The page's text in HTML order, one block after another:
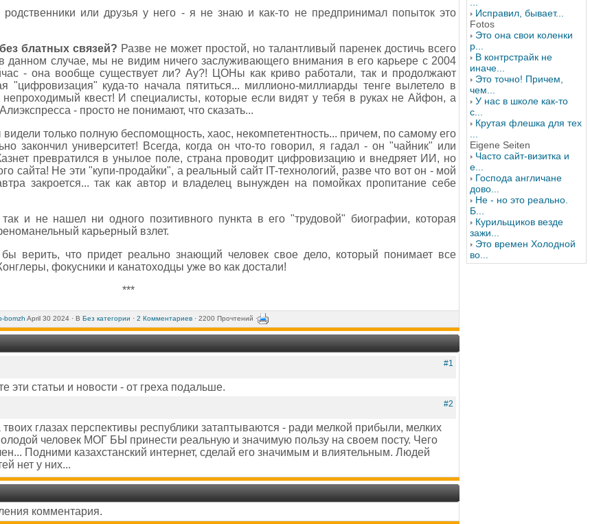
родственники или друзья у него - я не знаю и как-то не предпринимал попыток это
блатных связей? Разве не может простой, но талантливый паренек достичь всего
случае, мы не видим ничего заслуживающего внимания в его карьере с 2004
- она вообще существует ли? Ау?! ЦОНы как криво работали, так и продолжают
"цифровизация" куда-то начала пятиться... миллионо-миллиарды тенге вылетело в
квест! И специалисты, которые если видят у тебя в руках не Айфон, а
- просто не понимают, что сказать...
только полную беспомощность, хаос, некомпетентность... причем, по самому его
закончил университет! Всегда, когда он что-то говорил, я гадал - он "чайник" или
превратился в унылое поле, страна проводит цифровизацию и внедряет ИИ, но
сайта! Не эти "купи-продайки", а реальный сайт IT-технологий, разве что вот он - мой
закроется... так как автор и владелец вынужден на помойках пропитание себе
и не нашел ни одного позитивного пункта в его "трудовой" биографии, которая
карьерный взлет.
верить, что придет реально знающий человек свое дело, который понимает все
фокусники и канатоходцы уже во как достали!
***
bomzh April 30 2024 · В Без категории · 2 Комментариев· 2200 Прочтений ·
#1
статьи и новости - от греха подальше.
#2
глазах перспективы республики затаптываются - ради мелкой прибыли, мелких
человек МОГ БЫ принести реальную и значимую пользу на своем посту. Чего
Подними казахстанский интернет, сделай его значимым и влиятельным. Людей
нет у них...
комментария.
Исправил, бывает...
Fotos
Это она свои коленки
р...
В контрстрайк не
иначе...
Это точно! Причем,
чем...
У нас в школе как-то
с...
Крутая флешка для тех
Eigene Seiten
Часто сайт-визитка и
е...
Господа англичане
дово...
Не - но это реально.
Б...
Курильщиков везде
зажи...
Это времен Холодной
во...